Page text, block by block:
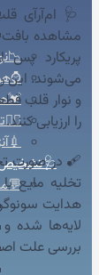
مشاهده بافت
پریکارد
می‌شوند. این
و نوار قلب
را ارزیابی کنند.
🩹 در صورت
هدایت
لایه‌ها شده
بررسی علت